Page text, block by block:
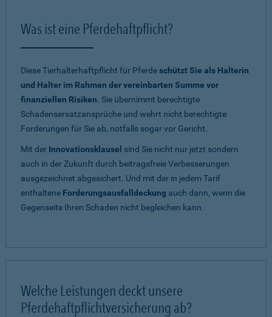
Was ist eine Pferdehaftpflicht?
Diese Tierhalterhaftpflicht für Pferdeschützt Sie als Halterin
und Halter im Rahmen der vereinbarten Summe vor
finanziellen Risiken. Sie übernimmt berechtigte
Schadensersatzansprüche und wehrt nicht berechtigte
Forderungen für Sie ab, notfalls sogar vor Gericht.
Mit der Innovationsklausel sind Sie nicht nur jetzt sondern
auch in der Zukunft durch beitragsfreie Verbesserungen
ausgezeichnet abgesichert. Und mit der in jedem Tarif
enthaltene Forderungsausfalldeckung auch dann, wenn die
Gegenseite Ihren Schaden nicht begleichen kann.
Welche Leistungen deckt unsere
Pferdehaftpflichtversicherung ab?